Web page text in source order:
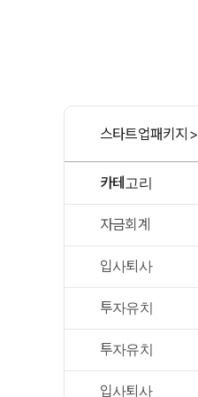
스타트업패키지 >
카테고리
자금회계
입사퇴사
투자유치
투자유치
입사퇴사